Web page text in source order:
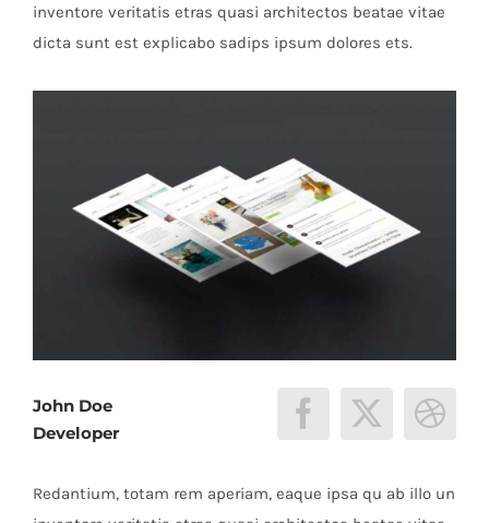
inventore veritatis etras quasi architectos beatae vitae
dicta sunt est explicabo sadips ipsum dolores ets.
John Doe
Developer
Redantium, totam rem aperiam, eaque ipsa qu ab illo un